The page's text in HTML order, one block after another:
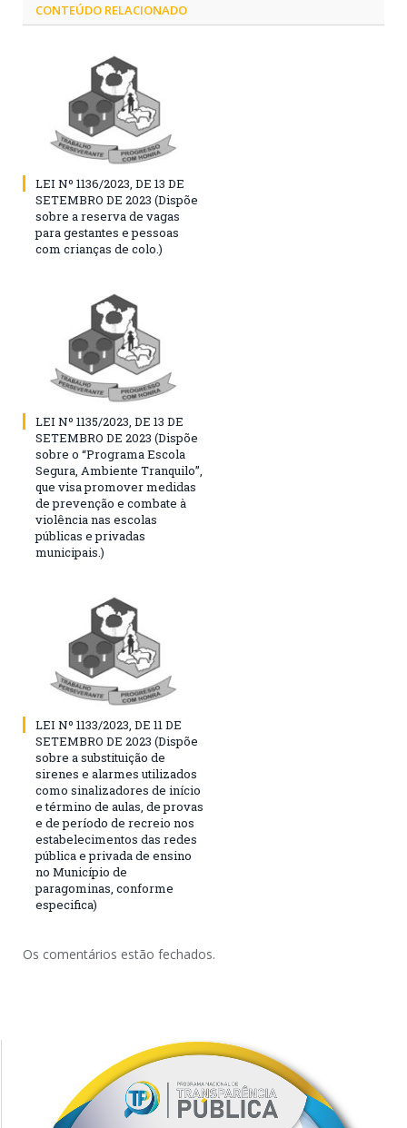
CONTEÚDO RELACIONADO
LEI Nº 1136/2023, DE 13 DE
SETEMBRO DE 2023 (Dispõe
sobre a reserva de vagas
para gestantes e pessoas
com crianças de colo.)
LEI Nº 1135/2023, DE 13 DE
SETEMBRO DE 2023 (Dispõe
sobre o “Programa Escola
Segura, Ambiente Tranquilo”,
que visa promover medidas
de prevenção e combate à
violência nas escolas
públicas e privadas
municipais.)
LEI Nº 1133/2023, DE 11 DE
SETEMBRO DE 2023 (Dispõe
sobre a substituição de
sirenes e alarmes utilizados
como sinalizadores de início
e término de aulas, de provas
e de período de recreio nos
estabelecimentos das redes
pública e privada de ensino
no Município de
paragominas, conforme
especifica)
Os comentários estão fechados.